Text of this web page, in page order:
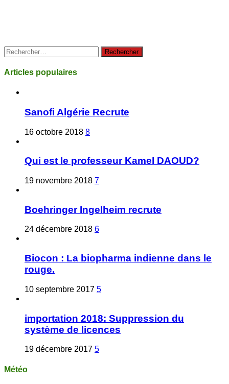
Rechercher :
Articles populaires
Sanofi Algérie Recrute
16 octobre 2018 8
Qui est le professeur Kamel DAOUD?
19 novembre 2018 7
Boehringer Ingelheim recrute
24 décembre 2018 6
Biocon : La biopharma indienne dans le
rouge.
10 septembre 2017 5
importation 2018: Suppression du
système de licences
19 décembre 2017 5
Météo